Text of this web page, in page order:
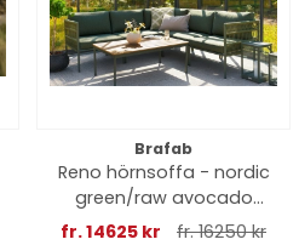
Brafab
Reno hörnsoffa - nordic
green/raw avocado
dyna
fr. 14625 kr fr. 16250 kr